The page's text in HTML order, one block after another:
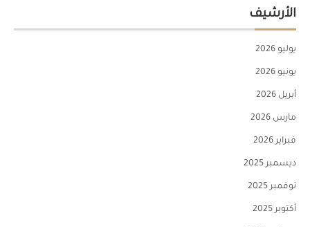
الأرشيف
يوليو 2026
يونيو 2026
أبريل 2026
مارس 2026
فبراير 2026
ديسمبر 2025
نوفمبر 2025
أكتوبر 2025